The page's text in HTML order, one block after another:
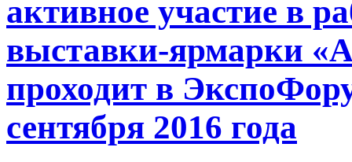
активное участие в
выставки-ярмарки
проходит в
сентября 2016 года